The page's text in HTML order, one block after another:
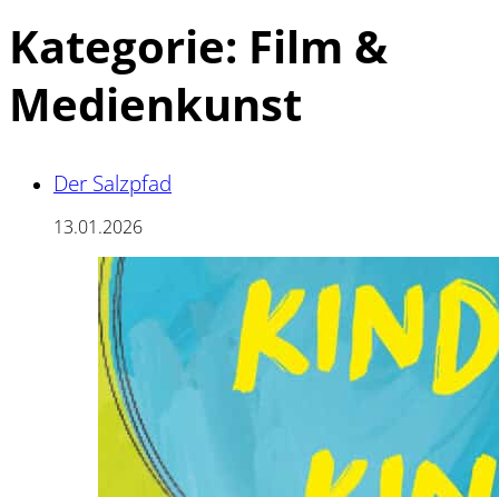
Kategorie: Film &
Medienkunst
Der Salzpfad
13.01.2026